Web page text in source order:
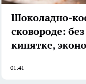
Шоколадно-
сковороде:
кипятке,
01:41